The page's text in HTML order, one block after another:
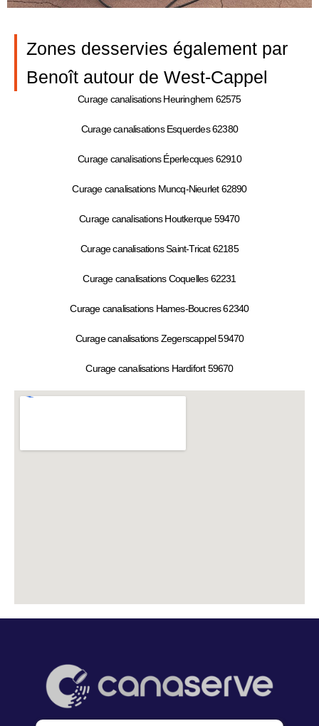
Zones desservies également par
Benoît autour de West-Cappel
Curage canalisations Heuringhem 62575
Curage canalisations Esquerdes 62380
Curage canalisations Éperlecques 62910
Curage canalisations Muncq-Nieurlet 62890
Curage canalisations Houtkerque 59470
Curage canalisations Saint-Tricat 62185
Curage canalisations Coquelles 62231
Curage canalisations Hames-Boucres 62340
Curage canalisations Zegerscappel 59470
Curage canalisations Hardifort 59670